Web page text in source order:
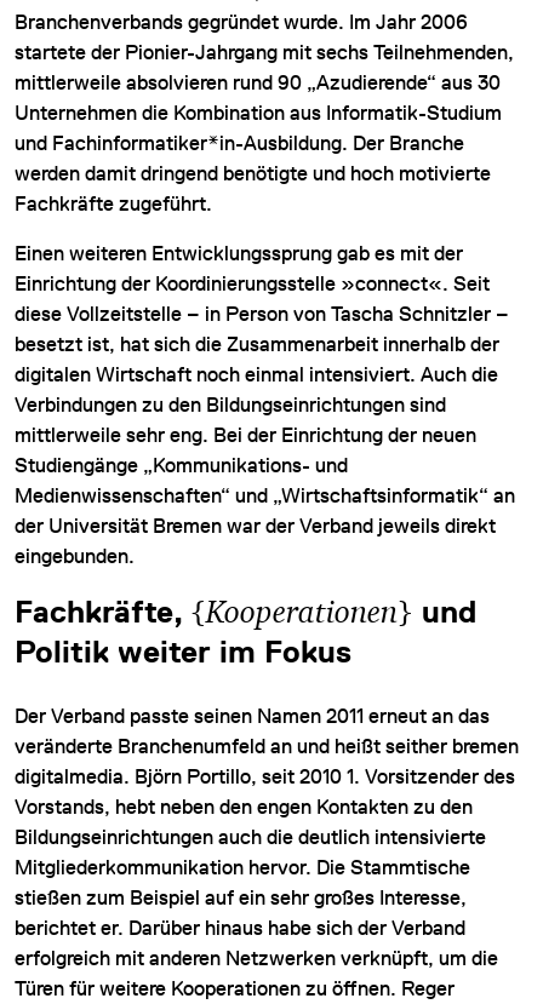
Branchenverbands gegründet wurde. Im Jahr 2006
startete der Pionier-Jahrgang mit sechs Teilnehmenden,
mittlerweile absolvieren rund 90 „Azudierende“ aus 30
Unternehmen die Kombination aus Informatik-Studium
und Fachinformatiker*in-Ausbildung. Der Branche
werden damit dringend benötigte und hoch motivierte
Fachkräfte zugeführt.
Einen weiteren Entwicklungssprung gab es mit der
Einrichtung der Koordinierungsstelle »connect«. Seit
diese Vollzeitstelle – in Person von Tascha Schnitzler –
besetzt ist, hat sich die Zusammenarbeit innerhalb der
digitalen Wirtschaft noch einmal intensiviert. Auch die
Verbindungen zu den Bildungseinrichtungen sind
mittlerweile sehr eng. Bei der Einrichtung der neuen
Studiengänge „Kommunikations- und
Medienwissenschaften“ und „Wirtschaftsinformatik“ an
der Universität Bremen war der Verband jeweils direkt
eingebunden.
Fachkräfte, {Kooperationen} und
Politik weiter im Fokus
Der Verband passte seinen Namen 2011 erneut an das
veränderte Branchenumfeld an und heißt seither bremen
digitalmedia. Björn Portillo, seit 2010 1. Vorsitzender des
Vorstands, hebt neben den engen Kontakten zu den
Bildungseinrichtungen auch die deutlich intensivierte
Mitgliederkommunikation hervor. Die Stammtische
stießen zum Beispiel auf ein sehr großes Interesse,
berichtet er. Darüber hinaus habe sich der Verband
erfolgreich mit anderen Netzwerken verknüpft, um die
Türen für weitere Kooperationen zu öffnen. Reger